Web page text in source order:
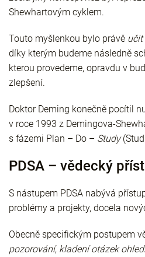
Shewhartovým cyklem.
Touto myšlenkou bylo právě učit
díky kterým budeme následně
kterou provedeme, opravdu v
zlepšení.
Doktor Deming konečně pocítil
v roce 1993 z Demingova-
s fázemi Plan – Do – Study
PDSA – vědecký
S nástupem PDSA nabývá
problémy a projekty, docela
Obecně specifickým postupem
pozorování, kladení otázek